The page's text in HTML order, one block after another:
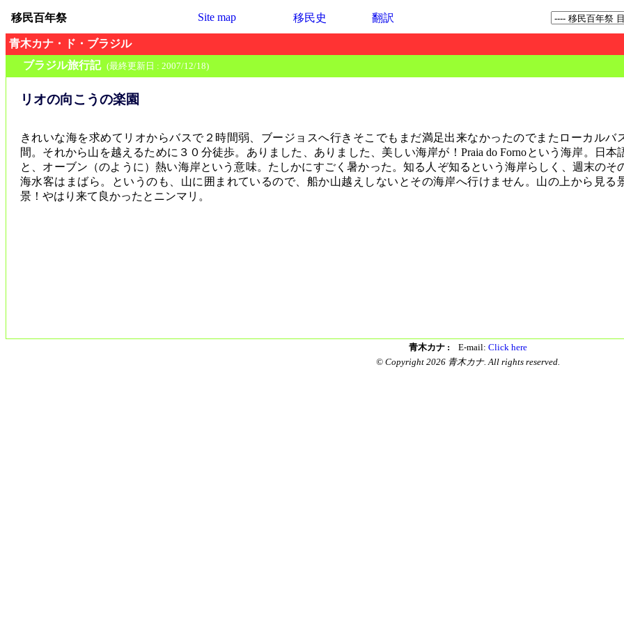
移民百年祭 Site map 移民史 翻訳
青木カナ・ド・ブラジル
ブラジル旅行記 (最終更新日 : 2007/12/18)
リオの向こうの楽園
きれいな海を求めてリオからバスで２時間弱、ブージョスへ行きそこでもまだ満足出来なかったのでまたローカルバ
間。それから山を越えるために３０分徒歩。ありました、ありました、美しい海岸が！Praia do Fornoという海岸。日本
と、オーブン（のように）熱い海岸という意味。たしかにすごく暑かった。知る人ぞ知るという海岸らしく、週末のそ
海水客はまばら。というのも、山に囲まれているので、船か山越えしないとその海岸へ行けません。山の上から見る
景！やはり来て良かったとニンマリ。
青木カナ : E-mail: Click here
© Copyright 2026 青木カナ. All rights reserved.